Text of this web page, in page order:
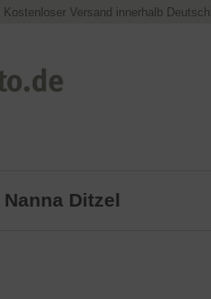
Kostenloser Versand innerhalb
Nanna Ditzel